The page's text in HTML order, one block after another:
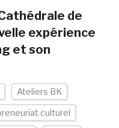
de
expérience
et son
Ateliers BK
culturel